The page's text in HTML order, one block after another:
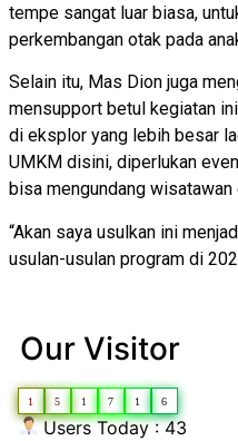
tempe sangat luar biasa,
perkembangan otak pada
Selain itu, Mas Dion juga
mensupport betul kegiatan
di eksplor yang lebih besar
UMKM disini, diperlukan
bisa mengundang wisatawan
“Akan saya usulkan ini
usulan-usulan program di
Our Visitor
1 5 1 7 1 6
Users Today : 43